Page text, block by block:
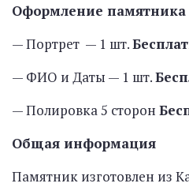
Оформление памятника
— Портрет — 1 шт.
— ФИО и Даты — 1 шт.
— Полировка 5 сторон
Общая информация
Памятник изготовлен из